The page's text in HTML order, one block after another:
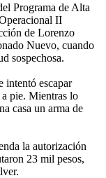
Programa de Alta
II
de Lorenzo
Nuevo, cuando
sospechosa.
intentó escapar
pie. Mientras lo
casa un arma de
la autorización
23 mil pesos,